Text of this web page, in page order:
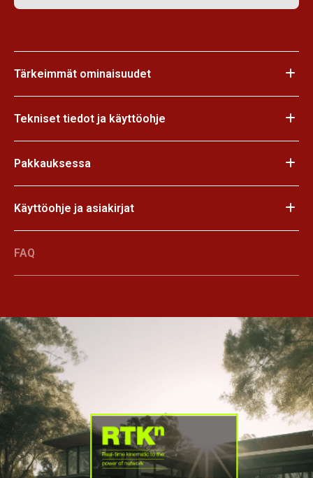
Tärkeimmät ominaisuudet
Tekniset tiedot ja käyttöohje
Pakkauksessa
Käyttöohje ja asiakirjat
FAQ